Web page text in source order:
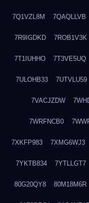
7Q1VZL8M 7QAQLLVB
7R9IGDKD 7ROB1V3K
7T1IUHHO 7T3VE5UQ
7ULOHB33 7UTVLU59
7VACJZDW
7WRFNCB0
7XKFP983 7XMG6WJ3
7YKTB834 7YTLLGT7
80G20QY8 80M18M6R